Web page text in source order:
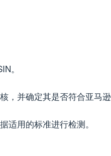
。
并确定其是否符合亚马逊
用的标准进行检测。